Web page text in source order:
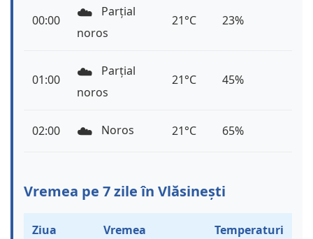
00:00 ☁️
Parțial
noros
21°C 23%
01:00 ☁️
Parțial
noros
21°C 45%
02:00 ☁️ Noros 21°C 65%
Vremea pe 7 zile în Vlăsinești
Ziua Vremea Temperaturi